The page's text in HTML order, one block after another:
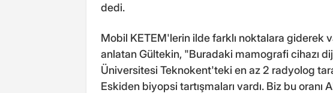
dedi.
Mobil KETEM'lerin ilde farklı noktalara giderek
anlatan Gültekin, "Buradaki mamografi cihazı
Üniversitesi Teknokent'teki en az 2 radyolog
Eskiden biyopsi tartışmaları vardı. Biz bu oranı